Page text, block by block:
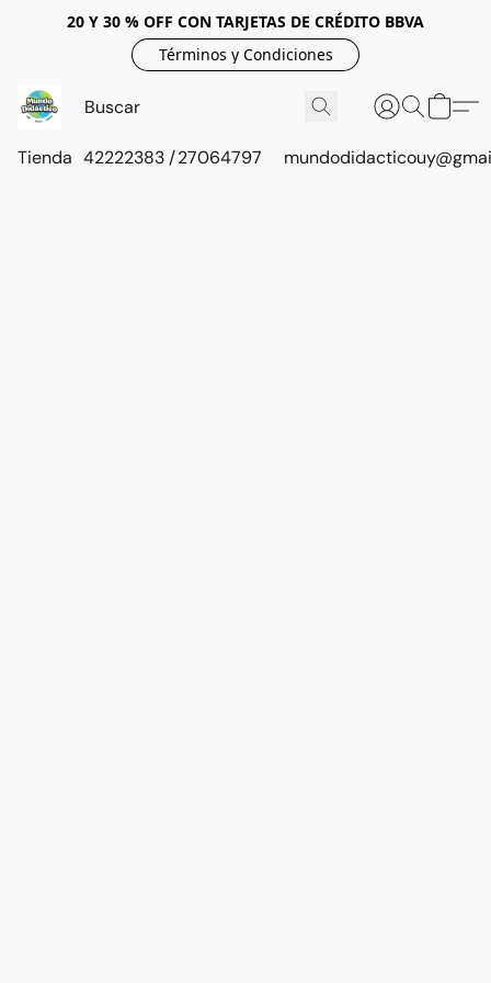
20 Y 30 % OFF CON TARJETAS DE CRÉDITO BBVA
Términos y Condiciones
Tienda 42222383 / 27064797